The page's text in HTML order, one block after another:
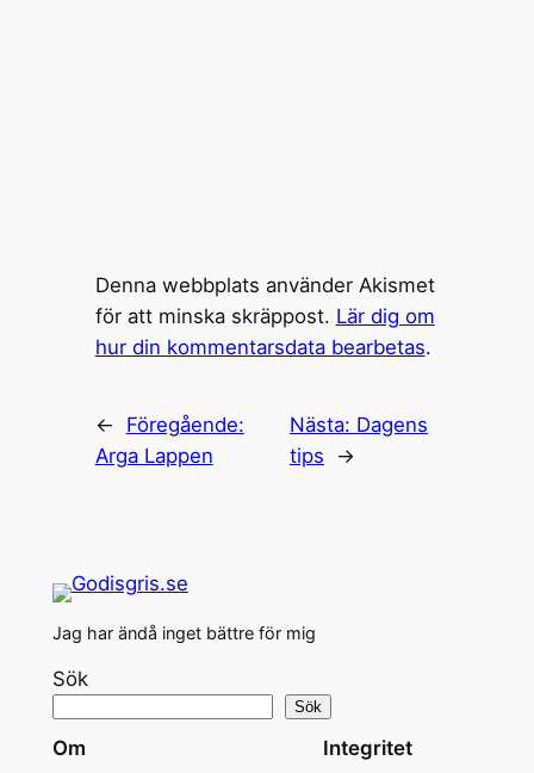
Denna webbplats använder Akismet
för att minska skräppost. Lär dig om
hur din kommentarsdata bearbetas.
←
Föregående:
Arga Lappen
Nästa: Dagens
tips
→
Jag har ändå inget bättre för mig
Sök
Sök
Om Integritet